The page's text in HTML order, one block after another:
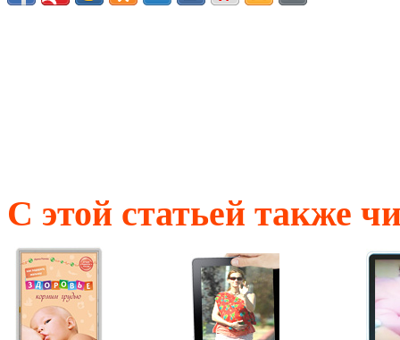
С этой статьей также